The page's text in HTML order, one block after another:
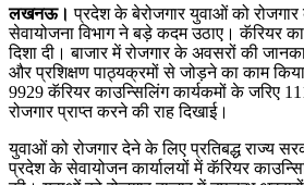
लखनऊ। प्रदेश के बेरोजगार युवाओं को
सेवायोजना विभाग ने बड़े कदम उठाए। कॅरियर
दिशा दी। बाजार में रोजगार के अवसरों की
और प्रशिक्षण पाठ्यक्रमों से जोड़ने का काम
9929 कॅरियर काउन्सिलिंग कार्यकमों के जरिए
रोजगार प्राप्त करने की राह दिखाई।
युवाओं को रोजगार देने के लिए प्रतिबद्ध राज्य
प्रदेश के सेवायोजन कार्यालयों में कॅरियर